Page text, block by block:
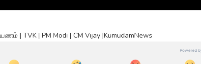
| TVK | PM Modi | CM Vijay |KumudamNews